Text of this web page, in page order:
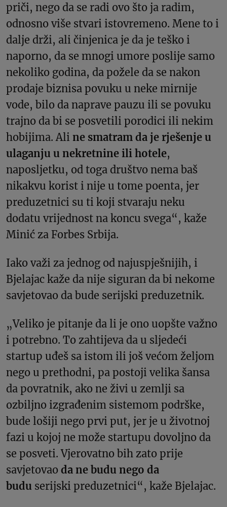
priči, nego da se radi ovo što ja radim,
odnosno više stvari istovremeno. Mene to i
dalje drži, ali činjenica je da je teško i
naporno, da se mnogi umore poslije samo
nekoliko godina, da požele da se nakon
prodaje biznisa povuku u neke mirnije
vode, bilo da naprave pauzu ili se povuku
trajno da bi se posvetili porodici ili nekim
hobijima. Ali ne smatram da je rješenje u
ulaganju u nekretnine ili hotele,
naposljetku, od toga društvo nema baš
nikakvu korist i nije u tome poenta, jer
preduzetnici su ti koji stvaraju neku
dodatu vrijednost na koncu svega“, kaže
Minić za Forbes Srbija.
Iako važi za jednog od najuspješnijih, i
Bjelajac kaže da nije siguran da bi nekome
savjetovao da bude serijski preduzetnik.
„Veliko je pitanje da li je ono uopšte važno
i potrebno. To zahtijeva da u sljedeći
startup uđeš sa istom ili još većom željom
nego u prethodni, pa postoji velika šansa
da povratnik, ako ne živi u zemlji sa
ozbiljno izgrađenim sistemom podrške,
bude lošiji nego prvi put, jer je u životnoj
fazi u kojoj ne može startupu dovoljno da
se posveti. Vjerovatno bih zato prije
savjetovao da ne budu nego da
budu serijski preduzetnici“, kaže Bjelajac.